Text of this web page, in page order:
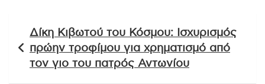
άρθρων
Δίκη Κιβωτού του Κόσμου: Ισχυρισμός
πρώην τροφίμου για χρηματισμό από
τον γιο του πατρός Αντωνίου